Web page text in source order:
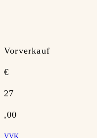
Vorverkauf
€
27
,00
VVK